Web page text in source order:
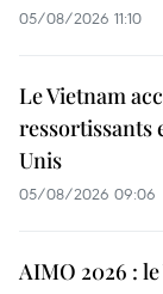
05/08/2026 11:10
Le Vietnam
ressortissants
Unis
05/08/2026 09:06
AIMO 2026 :